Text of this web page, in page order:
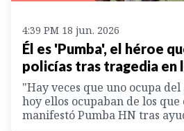
4:39 PM 18 jun. 2026
Él es 'Pumba', el héroe
policías tras tragedia en
"Hay veces que uno ocupa
hoy ellos ocupaban de los que
manifestó Pumba HN tras